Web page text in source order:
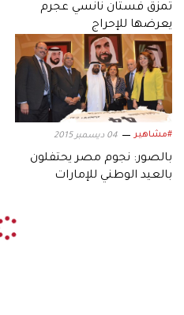
تمزق فستان نانسي عجرم
يعرضها للإحراج
#مشاهير 04 ديسمبر 2015
بالصور: نجوم مصر يحتفلون
بالعيد الوطني للإمارات